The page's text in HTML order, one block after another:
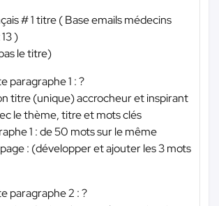
# 1 titre ( Base emails médecins
)
le titre)
paragraphe 1 : ?
titre (unique) accrocheur et inspirant
le thème, titre et mots clés
1 : de 50 mots sur le même
: (développer et ajouter les 3 mots
paragraphe 2 : ?